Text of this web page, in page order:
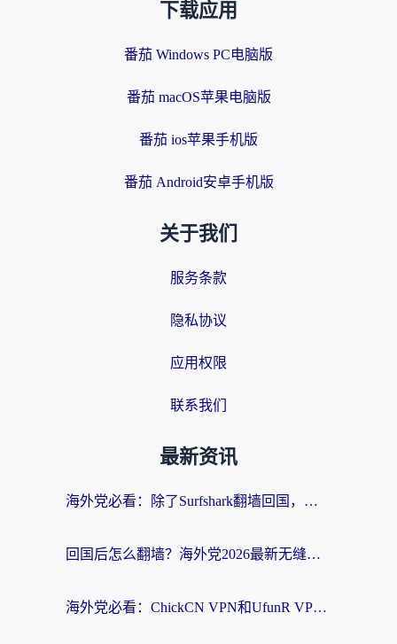
下载应用
番茄 Windows PC电脑版
番茄 macOS苹果电脑版
番茄 ios苹果手机版
番茄 Android安卓手机版
关于我们
服务条款
隐私协议
应用权限
联系我们
最新资讯
海外党必看：除了Surfshark翻墙回国，这些加速器选择技巧你真的懂吗？
回国后怎么翻墙？海外党2026最新无缝访问国内资源全攻略（附对比实测）
海外党必看：ChickCN VPN和UfunR VPN对比哪个回国效果更好？附实用选择指南